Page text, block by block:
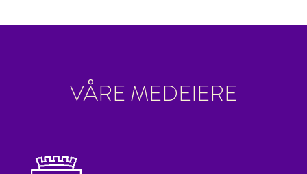
VÅRE MEDEIERE